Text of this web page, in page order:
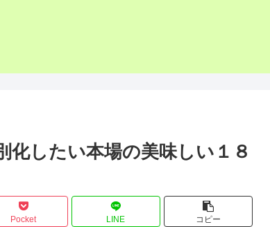
化したい本場の美味しい１８
Pocket LINE コピー